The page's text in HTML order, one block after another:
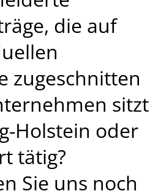
die auf
zugeschnitten
sitzt
Holstein oder
tätig?
Sie uns noch